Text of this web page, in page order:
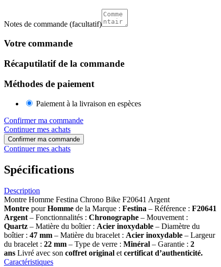
Notes de commande (facultatif)
Votre commande
Récaputilatif de la commande
Méthodes de paiement
Paiement à la livraison en espèces
Confirmer ma commande
Continuer mes achats
Confirmer ma commande
Continuer mes achats
Spécifications
Description
Montre Homme Festina Chrono Bike F20641 Argent
Montre pourHomme de la Marque : Festina – Référence : F20641
Argent – Fonctionnalités : Chronographe – Mouvement :
Quartz – Matière du boîtier : Acier inoxydable – Diamètre du
boîtier : 47 mm – Matière du bracelet : Acier inoxydable – Largeur
du bracelet : 22 mm – Type de verre : Minéral – Garantie : 2
ans Livré avec son coffret original et certificat d’authenticité.
Caractéristiques